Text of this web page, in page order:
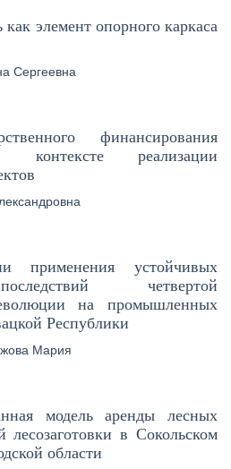
как элемент опорного каркаса
Сергеевна
финансирования
контексте реализации
применения устойчивых
четвертой
на промышленных
Республики
Мария
модель аренды лесных
лесозаготовки в Сокольском
области